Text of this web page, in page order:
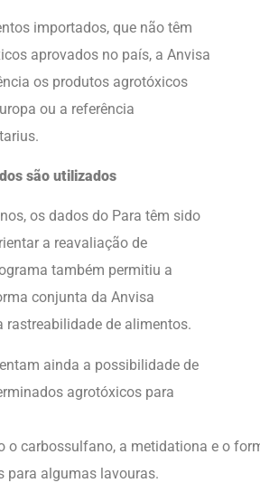
importados, que não têm
aprovados no país, a Anvisa
os produtos agrotóxicos
ou a referência
.
são utilizados
os dados do Para têm sido
a reavaliação de
também permitiu a
conjunta da Anvisa
rastreabilidade de alimentos.
ainda a possibilidade de
agrotóxicos para
o carbossulfano, a metidationa e o
para algumas lavouras.